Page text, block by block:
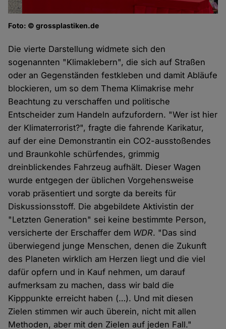
Foto: © grossplastiken.de
Die vierte Darstellung widmete sich den
sogenannten "Klimaklebern", die sich auf Straßen
oder an Gegenständen festkleben und damit Abläufe
blockieren, um so dem Thema Klimakrise mehr
Beachtung zu verschaffen und politische
Entscheider zum Handeln aufzufordern. "Wer ist hier
der Klimaterrorist?", fragte die fahrende Karikatur,
auf der eine Demonstrantin ein CO2-ausstoßendes
und Braunkohle schürfendes, grimmig
dreinblickendes Fahrzeug aufhält. Dieser Wagen
wurde entgegen der üblichen Vorgehensweise
vorab präsentiert und sorgte da bereits für
Diskussionsstoff. Die abgebildete Aktivistin der
"Letzten Generation" sei keine bestimmte Person,
versicherte der Erschaffer dem WDR. "Das sind
überwiegend junge Menschen, denen die Zukunft
des Planeten wirklich am Herzen liegt und die viel
dafür opfern und in Kauf nehmen, um darauf
aufmerksam zu machen, dass wir bald die
Kipppunkte erreicht haben (…). Und mit diesen
Zielen stimmen wir auch überein, nicht mit allen
Methoden, aber mit den Zielen auf jeden Fall."